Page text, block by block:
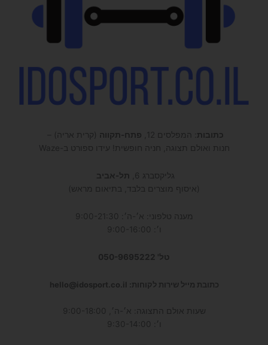
כתובות : המפלסים 12, פתח-תקווה (קרית אריה) –
חנות ואולם תצוגה, חניה חופשית! עידו ספורט ב-Waze
גליקסברג 6,
תל-אביב
(איסוף מוצרים בלבד, בתיאום מראש)
מענה טלפוני: א׳-ה׳: 9:00-21:30
טל' 050-9695222
כתובת מייל שירות לקוחות: hello@idosport.co.il
שעות אולם התצוגה: א׳-ה׳, 9:00-18:00